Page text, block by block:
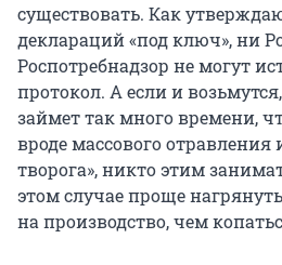
существовать. Как
деклараций «под ключ», ни
Роспотребнадзор не могут
протокол. А если и
займет так много времени,
вроде массового отравления
творога», никто этим
этом случае проще
на производство, чем